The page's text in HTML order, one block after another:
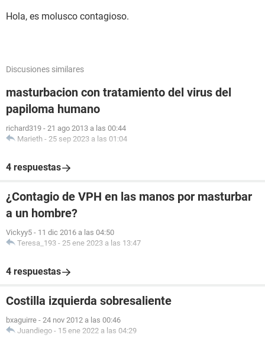
Hola, es molusco contagioso.
Discusiones similares
masturbacion con tratamiento del virus del
papiloma humano
richard319 - 21 ago 2013 a las 00:44
Marieth - 25 sep 2023 a las 01:04
4 respuestas
¿Contagio de VPH en las manos por masturbar
a un hombre?
Vickyy5 - 11 dic 2016 a las 04:50
Teresa_193 - 25 ene 2023 a las 13:47
4 respuestas
Costilla izquierda sobresaliente
bxaguirre - 24 nov 2012 a las 00:46
Juandiego - 15 ene 2022 a las 04:29